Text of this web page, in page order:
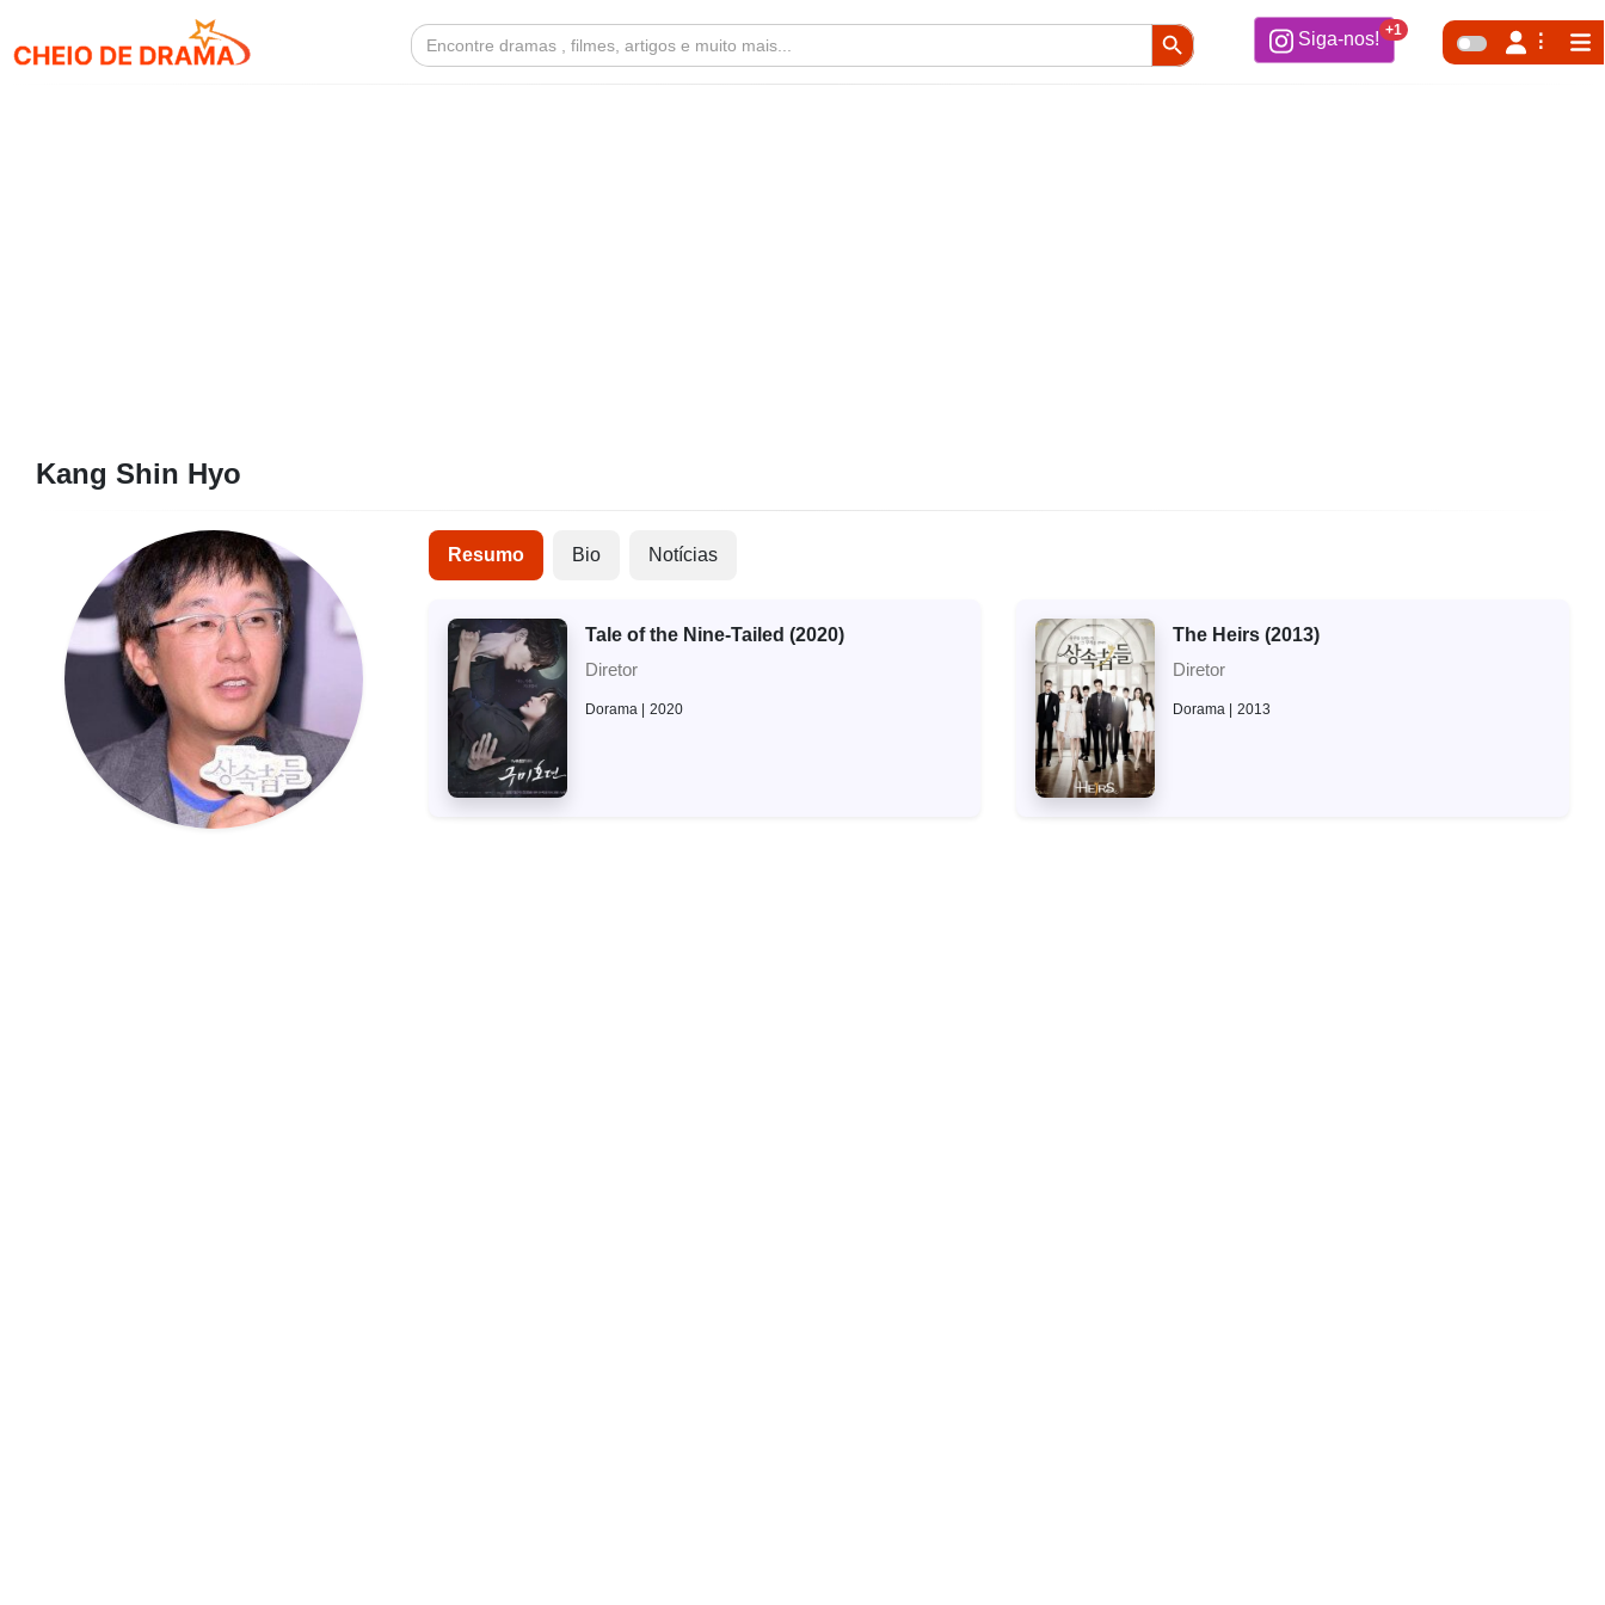
Search
for:
Search Button
Siga-nos! +1
Kang Shin Hyo
Resumo Bio Notícias
Tale of the Nine-Tailed (2020)
Diretor
Dorama 2020
The Heirs (2013)
Diretor
Dorama 2013